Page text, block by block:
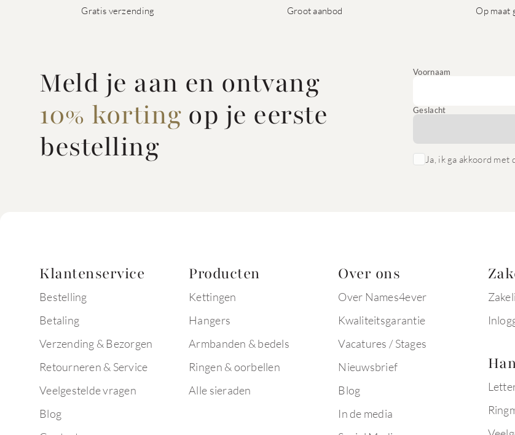
Gratis verzending Groot aanbod Op maat
Meld je aan en ontvang
10% korting op je eerste
bestelling
Voornaam
Geslacht
Ja, ik ga akkoord met
Klantenservice
Bestelling
Betaling
Verzending & Bezorgen
Retourneren & Service
Veelgestelde vragen
Blog
Producten
Kettingen
Hangers
Armbanden & bedels
Ringen & oorbellen
Alle sieraden
Over ons
Over Names4ever
Kwaliteitsgarantie
Vacatures / Stages
Nieuwsbrief
Blog
In de media